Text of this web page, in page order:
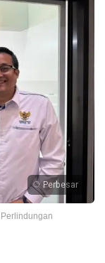
Perbesar